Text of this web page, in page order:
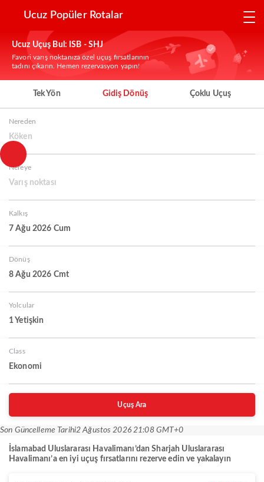
Ucuz Popüler Rotalar
Ucuz Uçuş Bul: ISB - SHJ
Favori varış noktanıza özel uçuş fırsatlarının
tadını çıkarın. Hemen rezervasyon yapın!
Tek Yön Gidiş Dönüş Çoklu Uçuş
Nereden
Köken
Nereye
Varış noktası
Kalkış
7 Ağu 2026 Cum
Dönüş
8 Ağu 2026 Cmt
Yolcular
1 Yetişkin
Class
Ekonomi
Uçuş Ara
Son Güncelleme Tarihi2 Ağustos 2026 21:08 GMT+0
İslamabad Uluslararası Havalimanı’dan Sharjah Uluslararası
Havalimanı’a en iyi uçuş fırsatlarını rezerve edin ve yakalayın